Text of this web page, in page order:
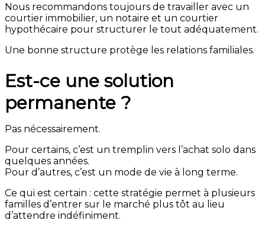
Nous recommandons toujours de travailler avec un
courtier immobilier, un notaire et un courtier
hypothécaire pour structurer le tout adéquatement.
Une bonne structure protège les relations familiales.
Est-ce une solution
permanente ?
Pas nécessairement.
Pour certains, c’est un tremplin vers l’achat solo dans
quelques années.
Pour d’autres, c’est un mode de vie à long terme.
Ce qui est certain : cette stratégie permet à plusieurs
familles d’entrer sur le marché plus tôt au lieu
d’attendre indéfiniment.